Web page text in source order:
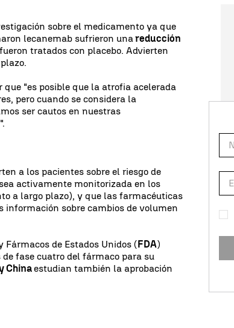
sobre el medicamento ya que
lecanemab sufrieron una reducción
tratados con placebo. Advierten
"es posible que la atrofia acelerada
pero cuando se considera la
ser cautos en nuestras
a los pacientes sobre el riesgo de
activamente monitorizada en los
a largo plazo), y que las farmacéuticas
información sobre cambios de volumen
de Estados Unidos (FDA)
fase cuatro del fármaco para su
Chinaestudian también la aprobación